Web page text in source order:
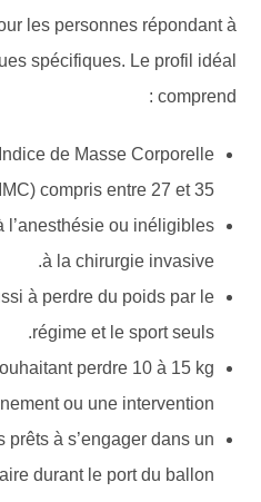
les personnes répondant à
spécifiques. Le profil idéal
comprend :
de Masse Corporelle
compris entre 27 et 35.
l’anesthésie ou inéligibles
à la chirurgie invasive.
à perdre du poids par le
régime et le sport seuls.
perdre 10 à 15 kg
ou une intervention.
prêts à s’engager dans un
durant le port du ballon.